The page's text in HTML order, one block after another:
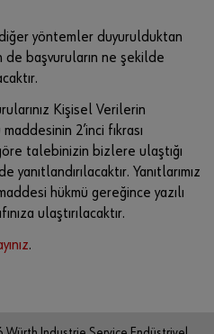
yöntemler duyurulduktan
başvuruların ne şekilde
Kişisel Verilerin
maddesinin 2’inci fıkrası
talebinizin bizlere ulaştığı
Yanıtlarımız
hükmü gereğince yazılı
ulaştırılacaktır.
.